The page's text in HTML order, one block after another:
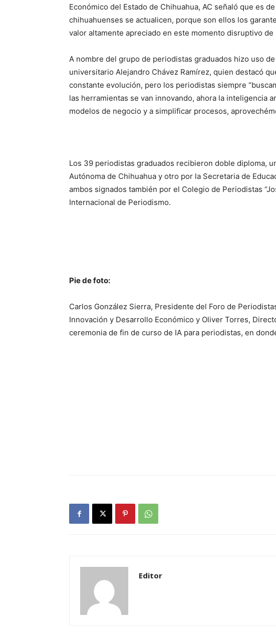
Económico del Estado de Chihuahua, AC señaló que es
chihuahuenses se actualicen, porque son ellos los
valor altamente apreciado en este momento disruptivo
A nombre del grupo de periodistas graduados hizo uso
universitario Alejandro Chávez Ramírez, quien destacó
constante evolución, pero los periodistas siempre
las herramientas se van innovando, ahora la inteligencia
modelos de negocio y a simplificar procesos,
Los 39 periodistas graduados recibieron doble diploma,
Autónoma de Chihuahua y otro por la Secretaria de
ambos signados también por el Colegio de Periodistas
Internacional de Periodismo.
Pie de foto:
Carlos González Sierra, Presidente del Foro de
Innovación y Desarrollo Económico y Oliver Torres,
ceremonia de fin de curso de IA para periodistas, en
Editor